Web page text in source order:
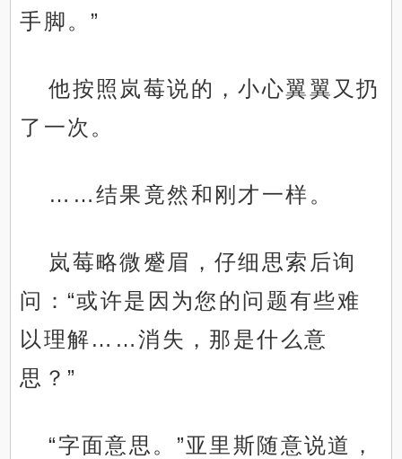
手脚。”
他按照岚莓说的，小心翼翼又扔
了一次。
……结果竟然和刚才一样。
岚莓略微蹙眉，仔细思索后询
问：“或许是因为您的问题有些难
以理解……消失，那是什么意
思？”
“字面意思。”亚里斯随意说道，